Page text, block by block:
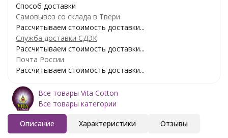
Способ доставки
Самовывоз со склада в Твери
Рассчитываем стоимость доставки...
Служба доставки СДЭК
Рассчитываем стоимость доставки...
Почта России
Рассчитываем стоимость доставки...
Все товары Vita Cotton
Все товары категории
Описание Характеристики Отзывы